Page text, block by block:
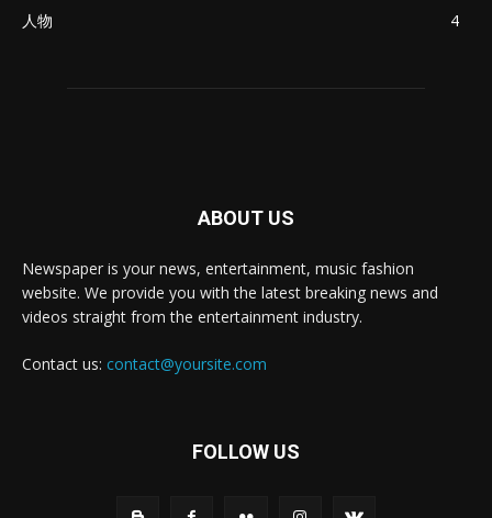
人物
4
ABOUT US
Newspaper is your news, entertainment, music fashion
website. We provide you with the latest breaking news and
videos straight from the entertainment industry.
Contact us: contact@yoursite.com
FOLLOW US